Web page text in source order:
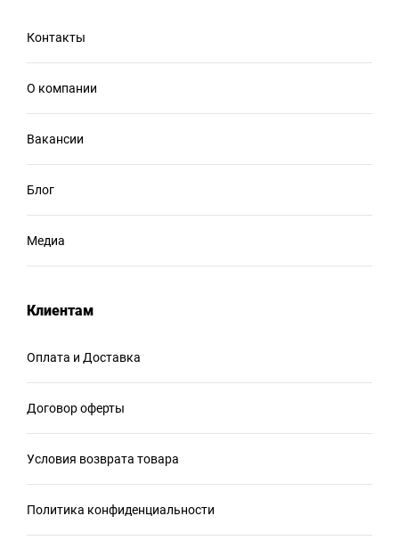
Контакты
О компании
Вакансии
Блог
Медиа
Клиентам
Оплата и Доставка
Договор оферты
Условия возврата товара
Политика конфиденциальности